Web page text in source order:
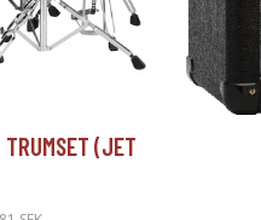
TRUMSET (JET